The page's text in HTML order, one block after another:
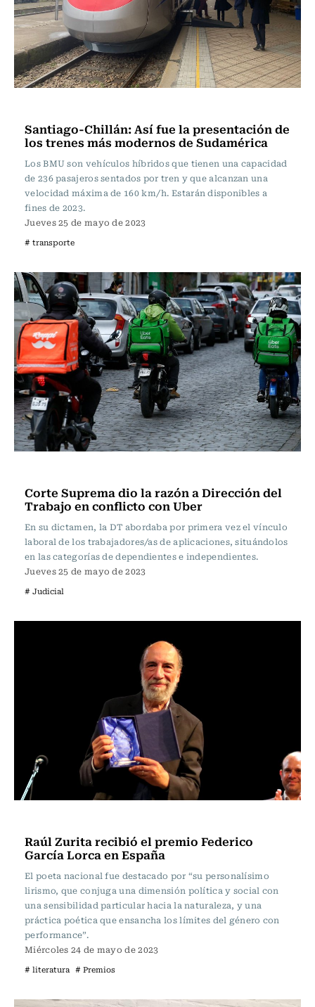
Santiago-Chillán: Así fue la presentación de
los trenes más modernos de Sudamérica
Los BMU son vehículos híbridos que tienen una capacidad
de 236 pasajeros sentados por tren y que alcanzan una
velocidad máxima de 160 km/h. Estarán disponibles a
fines de 2023.
Jueves 25 de mayo de 2023
# transporte
Corte Suprema dio la razón a Dirección del
Trabajo en conflicto con Uber
En su dictamen, la DT abordaba por primera vez el vínculo
laboral de los trabajadores/as de aplicaciones, situándolos
en las categorías de dependientes e independientes.
Jueves 25 de mayo de 2023
# Judicial
Raúl Zurita recibió el premio Federico
García Lorca en España
El poeta nacional fue destacado por “su personalísimo
lirismo, que conjuga una dimensión política y social con
una sensibilidad particular hacia la naturaleza, y una
práctica poética que ensancha los límites del género con
performance”.
Miércoles 24 de mayo de 2023
# literatura # Premios